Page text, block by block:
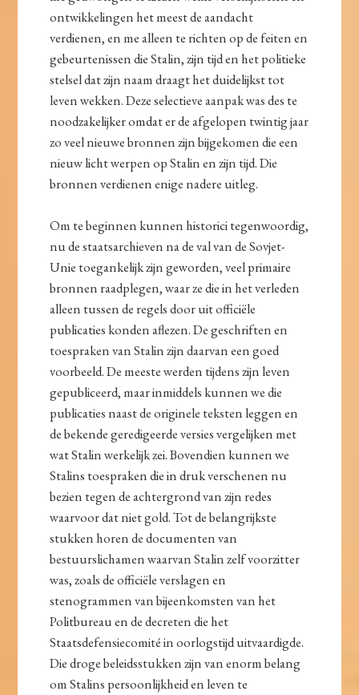
ontwikkelingen het meest de aandacht
verdienen, en me alleen te richten op de feiten en
gebeurtenissen die Stalin, zijn tijd en het politieke
stelsel dat zijn naam draagt het duidelijkst tot
leven wekken. Deze selectieve aanpak was des te
noodzakelijker omdat er de afgelopen twintig jaar
zo veel nieuwe bronnen zijn bijgekomen die een
nieuw licht werpen op Stalin en zijn tijd. Die
bronnen verdienen enige nadere uitleg.
Om te beginnen kunnen historici tegenwoordig,
nu de staatsarchieven na de val van de Sovjet-
Unie toegankelijk zijn geworden, veel primaire
bronnen raadplegen, waar ze die in het verleden
alleen tussen de regels door uit officiële
publicaties konden aflezen. De geschriften en
toespraken van Stalin zijn daarvan een goed
voorbeeld. De meeste werden tijdens zijn leven
gepubliceerd, maar inmiddels kunnen we die
publicaties naast de originele teksten leggen en
de bekende geredigeerde versies vergelijken met
wat Stalin werkelijk zei. Bovendien kunnen we
Stalins toespraken die in druk verschenen nu
bezien tegen de achtergrond van zijn redes
waarvoor dat niet gold. Tot de belangrijkste
stukken horen de documenten van
bestuurslichamen waarvan Stalin zelf voorzitter
was, zoals de officiële verslagen en
stenogrammen van bijeenkomsten van het
Politbureau en de decreten die het
Staatsdefensiecomité in oorlogstijd uitvaardigde.
Die droge beleidsstukken zijn van enorm belang
om Stalins persoonlijkheid en leven te